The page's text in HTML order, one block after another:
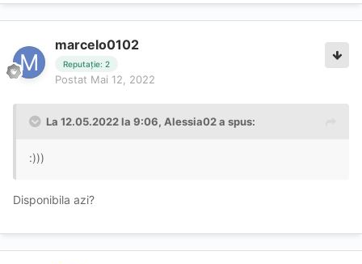
marcelo0102
Reputație: 2
Postat Mai 12, 2022
La 12.05.2022 la 9:06, Alessia02a spus:
:)))
Disponibila azi?